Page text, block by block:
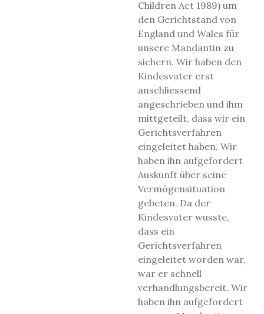
Children Act 1989) um
den Gerichtstand von
England und Wales für
unsere Mandantin zu
sichern. Wir haben den
Kindesvater erst
anschliessend
angeschrieben und ihm
mittgeteilt, dass wir ein
Gerichtsverfahren
eingeleitet haben. Wir
haben ihn aufgefordert
Auskunft über seine
Vermögensituation
gebeten. Da der
Kindesvater wusste,
dass ein
Gerichtsverfahren
eingeleitet worden war,
war er schnell
verhandlungsbereit. Wir
haben ihn aufgefordert